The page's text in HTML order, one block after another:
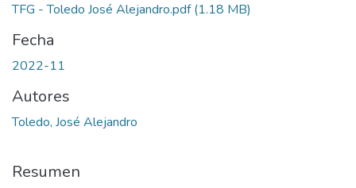
TFG - Toledo José Alejandro.pdf(1.18 MB)
Fecha
2022-11
Autores
Toledo, José Alejandro
Resumen